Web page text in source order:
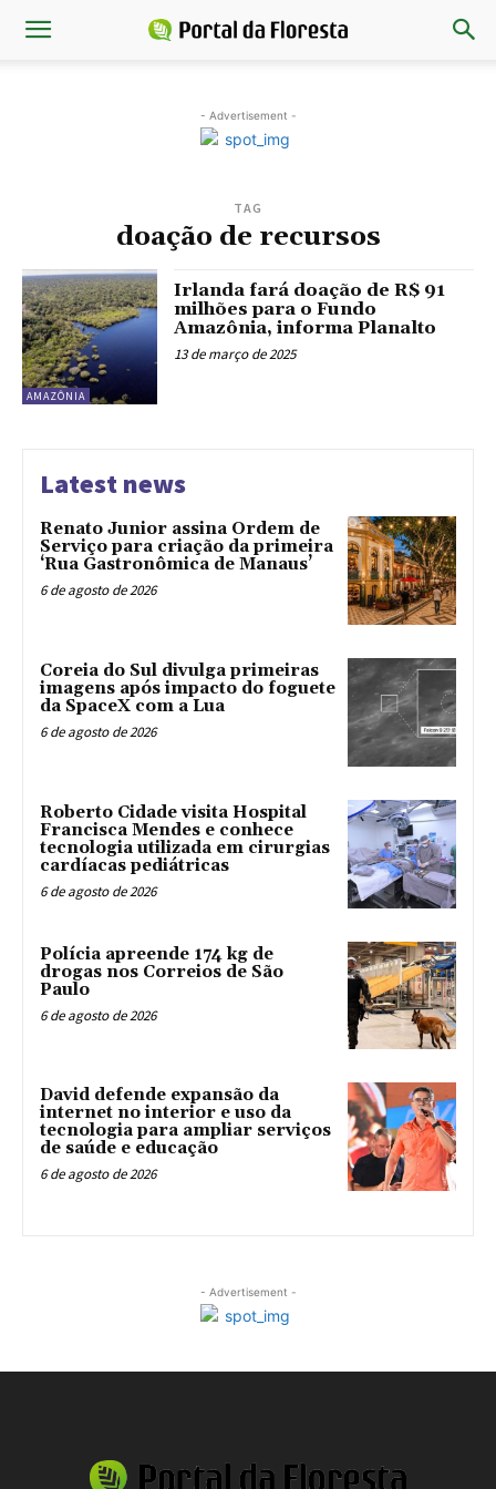
- Advertisement -
TAG
doação de recursos
AMAZÔNIA
Irlanda fará doação de R$ 91
milhões para o Fundo
Amazônia, informa Planalto
13 de março de 2025
Latest news
Renato Junior assina Ordem de
Serviço para criação da primeira
‘Rua Gastronômica de Manaus’
6 de agosto de 2026
Coreia do Sul divulga primeiras
imagens após impacto do foguete
da SpaceX com a Lua
6 de agosto de 2026
Roberto Cidade visita Hospital
Francisca Mendes e conhece
tecnologia utilizada em cirurgias
cardíacas pediátricas
6 de agosto de 2026
Polícia apreende 174 kg de
drogas nos Correios de São
Paulo
6 de agosto de 2026
David defende expansão da
internet no interior e uso da
tecnologia para ampliar serviços
de saúde e educação
6 de agosto de 2026
- Advertisement -